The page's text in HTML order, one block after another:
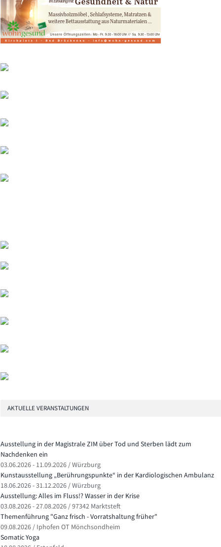
AKTUELLE VERANSTALTUNGEN
Ausstellung in der Magistrale ZIM über Tod und Sterben lädt zum
Nachdenken ein
03.06.2026 - 11.09.2026 / Würzburg
Kunstausstellung „Berührungspunkte“ in der Kardiologischen Ambulanz
18.06.2026 - 31.12.2026 / Würzburg
Ausstellung: Alles im Fluss!? Wasser in der Krise
03.08.2026 - 27.08.2026 / 97342 Marktsteft
Themenführung "Ganz frisch - Vorratshaltung früher"
09.08.2026 / Iphofen OT Mönchsondheim
Somatic Yoga